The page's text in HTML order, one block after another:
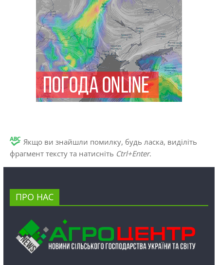
Якщо ви знайшли помилку, будь ласка, виділіть
фрагмент тексту та натисніть Ctrl+Enter.
ПРО НАС